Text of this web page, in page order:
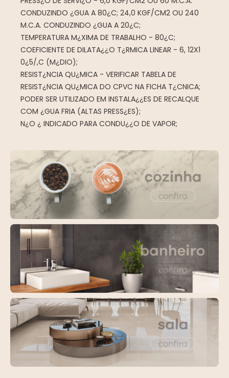
CONDUZINDO ¿GUA A 80¿C; 24,0 KGF/CM2 OU 240
M.C.A. CONDUZINDO ¿GUA A 20¿C;
TEMPERATURA M¿XIMA DE TRABALHO - 80¿C;
COEFICIENTE DE DILATA¿¿O T¿RMICA LINEAR - 6, 12X1
0¿5/,C (M¿DIO);
RESIST¿NCIA QU¿MICA - VERIFICAR TABELA DE
RESIST¿NCIA QU¿MICA DO CPVC NA FICHA T¿CNICA;
PODER SER UTILIZADO EM INSTALA¿¿ES DE RECALQUE
COM ¿GUA FRIA (ALTAS PRESS¿ES);
N¿O ¿ INDICADO PARA CONDU¿¿O DE VAPOR;